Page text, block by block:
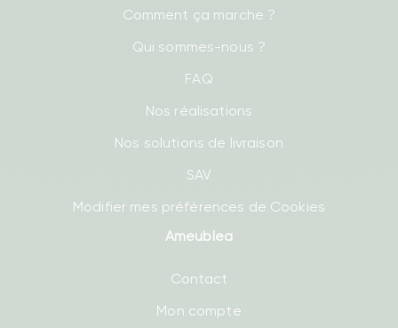
Comment ça marche ?
Qui sommes-nous ?
FAQ
Nos réalisations
Nos solutions de livraison
SAV
Modifier mes préférences de Cookies
Ameublea
Contact
Mon compte